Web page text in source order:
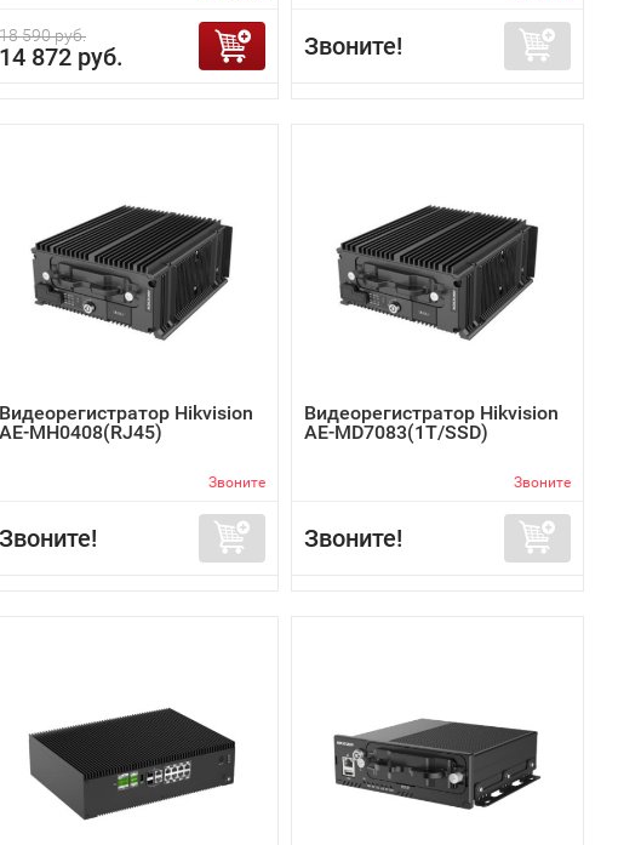
18 590 руб.
14 872 руб. Звоните!
Видеорегистратор Hikvision
AE-MH0408(RJ45)
Звоните
Звоните!
Видеорегистратор Hikvision
AE-MD7083(1T/SSD)
Звоните
Звоните!